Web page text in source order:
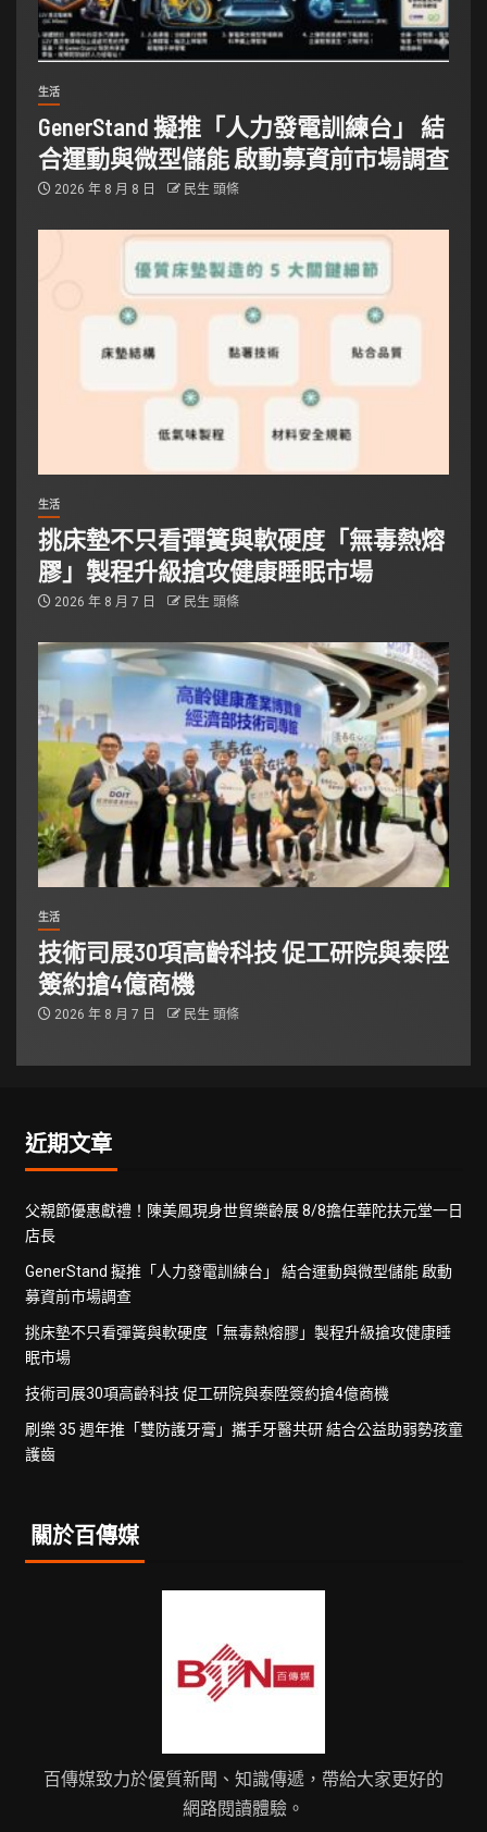
生活
GenerStand 擬推「人力發電訓練台」 結
合運動與微型儲能 啟動募資前市場調查
2026 年 8 月 8 日 民生 頭條
生活
挑床墊不只看彈簧與軟硬度「無毒熱熔
膠」製程升級搶攻健康睡眠市場
2026 年 8 月 7 日 民生 頭條
生活
技術司展30項高齡科技 促工研院與泰陞
簽約搶4億商機
2026 年 8 月 7 日 民生 頭條
近期文章
父親節優惠獻禮！陳美鳳現身世貿樂齡展 8/8擔任華陀扶元堂一日
店長
GenerStand 擬推「人力發電訓練台」 結合運動與微型儲能 啟動
募資前市場調查
挑床墊不只看彈簧與軟硬度「無毒熱熔膠」製程升級搶攻健康睡
眠市場
技術司展30項高齡科技 促工研院與泰陞簽約搶4億商機
刷樂 35 週年推「雙防護牙膏」攜手牙醫共研 結合公益助弱勢孩童
護齒
關於百傳媒
百傳媒致力於優質新聞、知識傳遞，帶給大家更好的
網路閱讀體驗。